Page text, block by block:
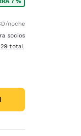
descuento:
/noche
socios
detalles del total
total